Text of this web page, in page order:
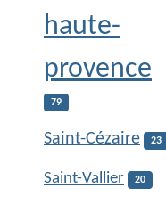
haute-
provence
79
Saint-Cézaire 23
Saint-Vallier 20